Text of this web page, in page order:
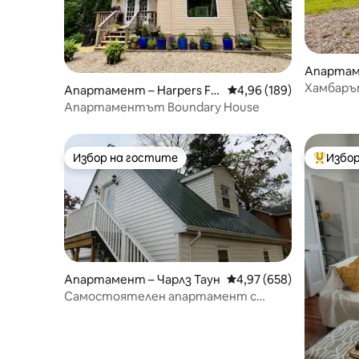
Апартамент – Harpers Fe
rry
Средна оценка: 4,96
4,96 (189)
Апартаментът Boundary House
Избор на гостите
Избор на гостите
Апартамент – Чарлз Таун Средна оценка: 4,97
4,97 (658)
Самостоятелен апартамент с
Най-